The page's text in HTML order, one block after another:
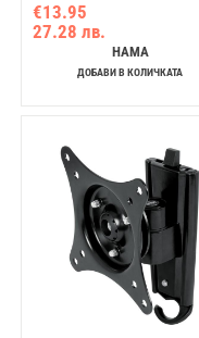
€13.95
27.28 лв.
HAMA
ДОБАВИ В КОЛИЧКАТА